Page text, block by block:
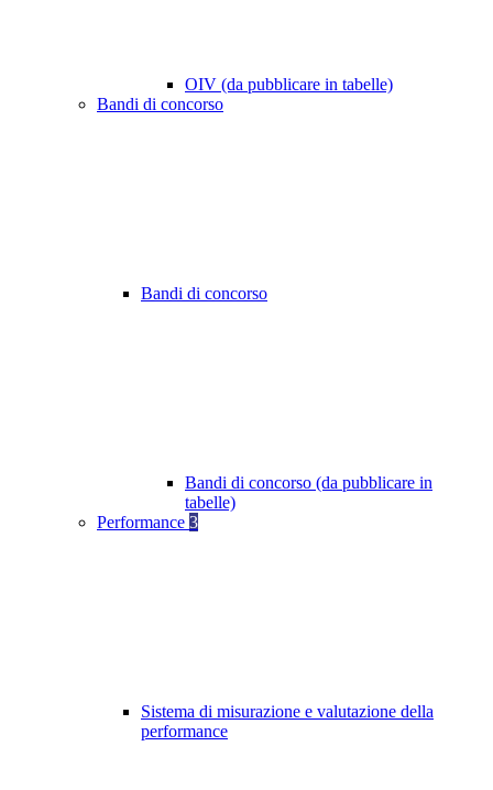
OIV (da pubblicare in tabelle)
Bandi di concorso
Bandi di concorso
Bandi di concorso (da pubblicare in
tabelle)
Performance 3
Sistema di misurazione e valutazione della
performance